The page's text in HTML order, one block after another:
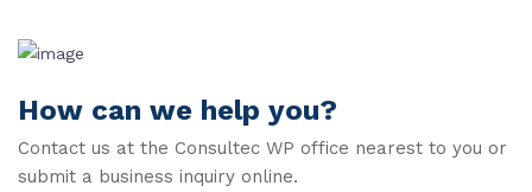
How can we help you?
Contact us at the Consultec WP office nearest to you or
submit a business inquiry online.